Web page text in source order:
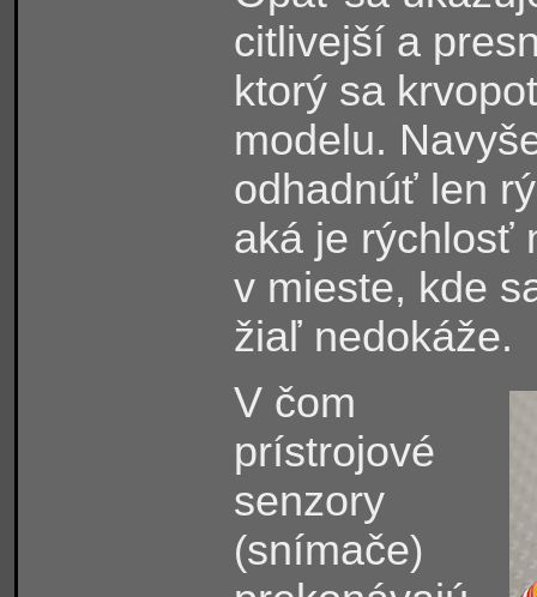
citlivejší a
ktorý sa
modelu.
odhadnúť len
aká je rýchlosť
v mieste, kde
žiaľ nedokáže.
V čom
prístrojové
senzory
(snímače)